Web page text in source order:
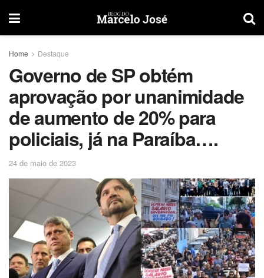
Home Destaque
Governo de SP obtém
aprovação por unanimidade
de aumento de 20% para
policiais, já na Paraíba….
24 de maio de 2023